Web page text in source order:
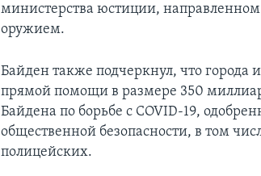
министерства юстиции,
оружием.
Байден также подчеркнул, что города
прямой помощи в размере 350
Байдена по борьбе с COVID-19,
общественной безопасности, в том
полицейских.